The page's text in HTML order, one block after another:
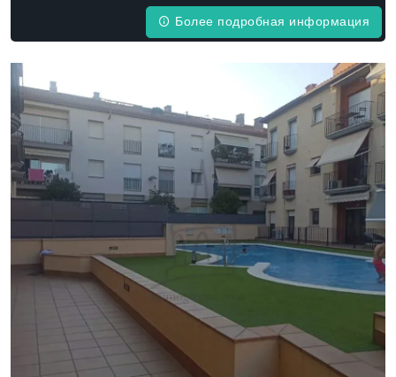
Более подробная информация